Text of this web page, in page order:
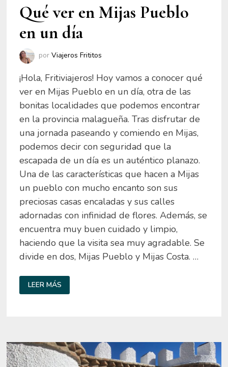
Qué ver en Mijas Pueblo
en un día
por Viajeros Frititos
¡Hola, Fritiviajeros! Hoy vamos a conocer qué
ver en Mijas Pueblo en un día, otra de las
bonitas localidades que podemos encontrar
en la provincia malagueña. Tras disfrutar de
una jornada paseando y comiendo en Mijas,
podemos decir con seguridad que la
escapada de un día es un auténtico planazo.
Una de las características que hacen a Mijas
un pueblo con mucho encanto son sus
preciosas casas encaladas y sus calles
adornadas con infinidad de flores. Además, se
encuentra muy buen cuidado y limpio,
haciendo que la visita sea muy agradable. Se
divide en dos, Mijas Pueblo y Mijas Costa. …
QUÉ
VER
EN
LEER MÁS